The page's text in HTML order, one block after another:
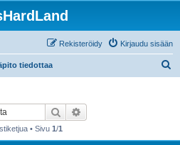
Kirjaudu sisään
Rekisteröidy
tiedottaa
Etsi
• Sivu 1/1